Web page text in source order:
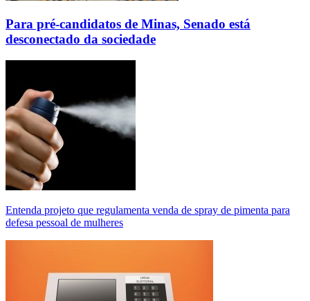
Para pré-candidatos de Minas, Senado está
desconectado da sociedade
Entenda projeto que regulamenta venda de spray de pimenta para
defesa pessoal de mulheres